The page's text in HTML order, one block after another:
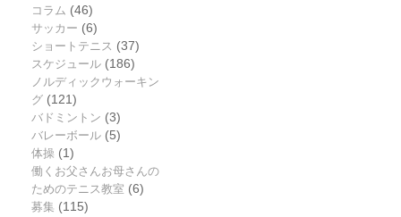
コラム (46)
サッカー (6)
ショートテニス (37)
スケジュール(186)
ノルディックウォーキン
グ(121)
バドミントン (3)
バレーボール(5)
体操(1)
働くお父さんお母さんの
ためのテニス教室 (6)
募集 (115)